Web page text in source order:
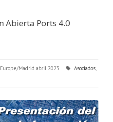
Abierta Ports 4.0
Madrid abril 2023 Asociados,